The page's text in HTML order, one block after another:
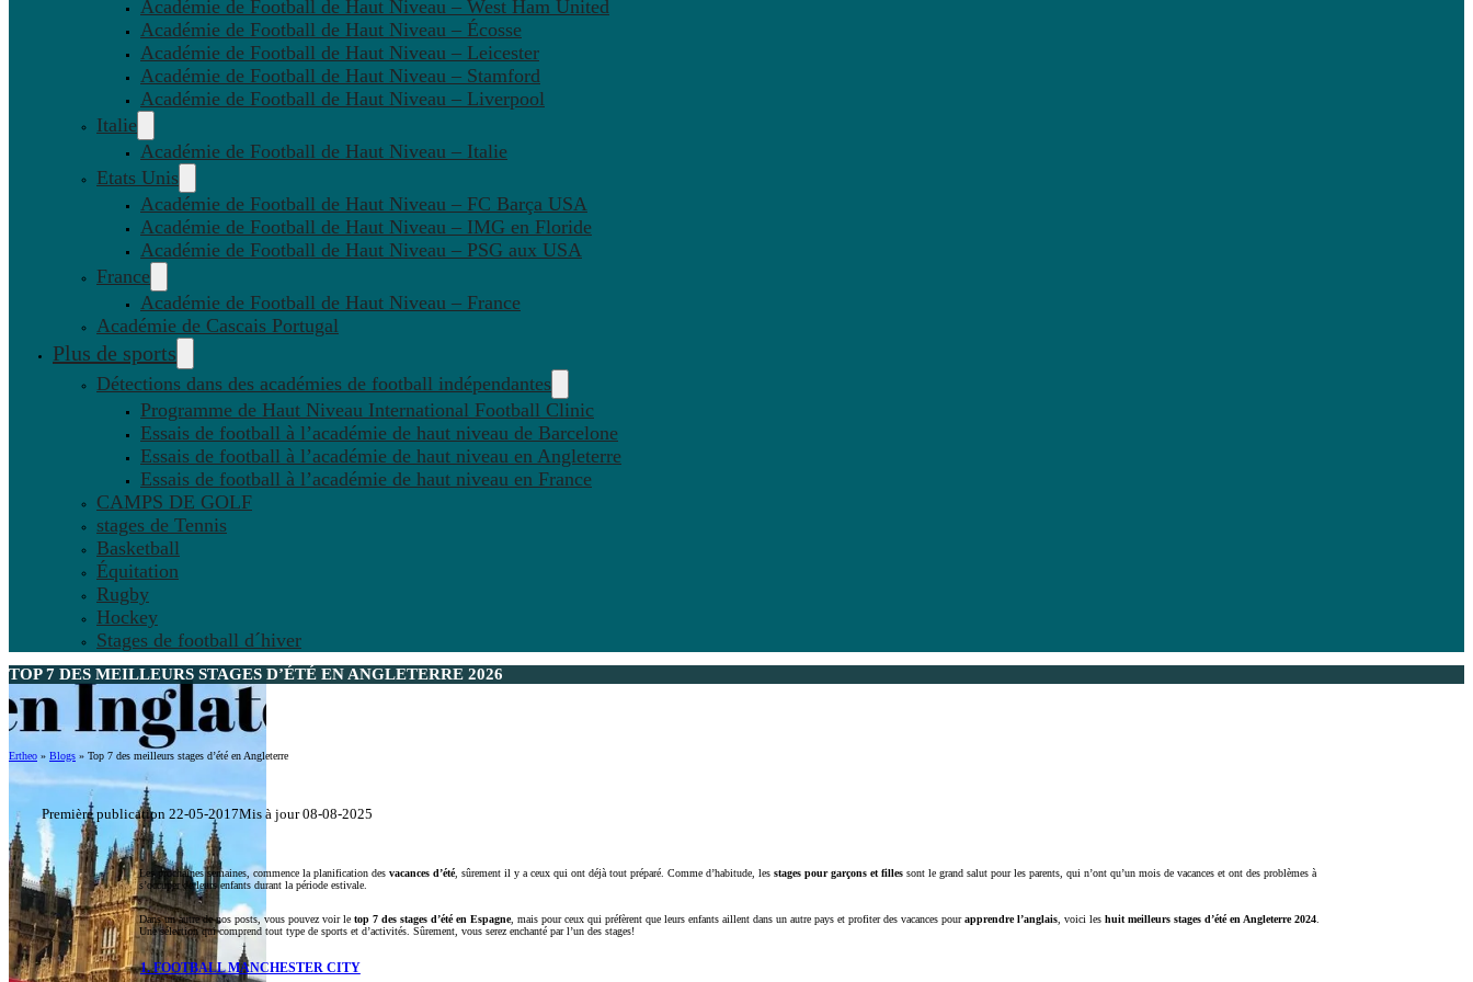
Académie de Football de Haut Niveau – West Ham United
Académie de Football de Haut Niveau – Écosse
Académie de Football de Haut Niveau – Leicester
Académie de Football de Haut Niveau – Stamford
Académie de Football de Haut Niveau – Liverpool
Italie
Académie de Football de Haut Niveau – Italie
Etats Unis
Académie de Football de Haut Niveau – FC Barça USA
Académie de Football de Haut Niveau – IMG en Floride
Académie de Football de Haut Niveau – PSG aux USA
France
Académie de Football de Haut Niveau – France
Académie de Cascais Portugal
Plus de sports
Détections dans des académies de football indépendantes
Programme de Haut Niveau International Football Clinic
Essais de football à l’académie de haut niveau de Barcelone
Essais de football à l’académie de haut niveau en Angleterre
Essais de football à l’académie de haut niveau en France
CAMPS DE GOLF
stages de Tennis
Basketball
Équitation
Rugby
Hockey
Stages de football d´hiver
TOP 7 DES MEILLEURS STAGES D’ÉTÉ EN ANGLETERRE 2026
Ertheo » Blogs » Top 7 des meilleurs stages d’été en Angleterre
Première publication 22-05-2017Mis à jour 08-08-2025
Les prochaines semaines, commence la planification des vacances d’été, sûrement il y a ceux qui ont déjà tout préparé. Comme d’habitude, les stages pour garçons et filles sont le grand salut pour les parents, qui n’ont qu’un mois de vacances et ont des problèmes à
s’occuper de leurs enfants durant la période estivale.
Dans un autre de nos posts, vous pouvez voir le top 7 des stages d’été en Espagne, mais pour ceux qui préfèrent que leurs enfants aillent dans un autre pays et profiter des vacances pourapprendre l’anglais , voici les huit meilleurs stages d’été en Angleterre 2024
Une sélection qui comprend tout type de sports et d’activités. Sûrement, vous serez enchanté par l’un des stages!
1. FOOTBALL MANCHESTER CITY